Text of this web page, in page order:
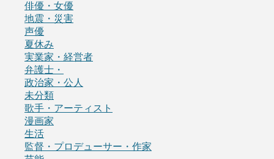
俳優・女優
地震・災害
声優
夏休み
実業家・経営者
弁護士・
政治家・公人
未分類
歌手・アーティスト
漫画家
生活
監督・プロデューサー・作家